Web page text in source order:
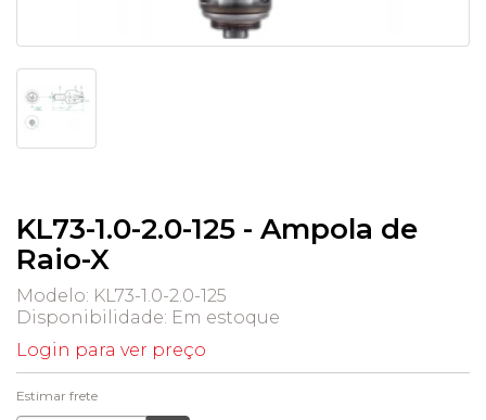
KL73-1.0-2.0-125 - Ampola de
Raio-X
Modelo: KL73-1.0-2.0-125
Disponibilidade: Em estoque
Login para ver preço
Estimar frete